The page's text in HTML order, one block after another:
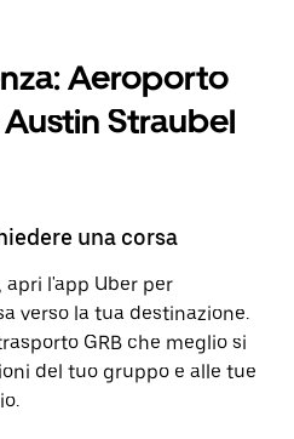
Aeroporto
Straubel
una corsa
apri l'app Uber per
verso la tua destinazione.
GRB che meglio si
del tuo gruppo e alle tue